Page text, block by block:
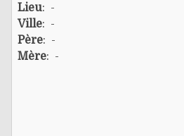
Lieu: -
Ville: -
Père: -
Mère: -